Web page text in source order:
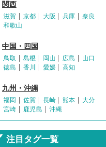
関西
滋賀 京都 大阪 兵庫
奈良
和歌山
中国・四国
鳥取 島根 岡山 広島
山口
徳島
香川 愛媛 高知
九州・沖縄
福岡 佐賀 長崎 熊本
大分
宮崎
鹿児島 沖縄
注目タグ一覧